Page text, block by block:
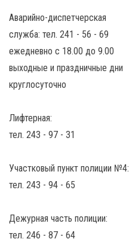
Аварийно-диспетчерская
служба: тел. 241 - 56 - 69
ежедневно с 18.00 до 9.00
выходные и праздничные дни
круглосуточно
Лифтерная:
тел. 243 - 97 - 31
Участковый пункт полиции №4:
тел. 243 - 94 - 65
Дежурная часть полиции:
тел. 246 - 87 - 64